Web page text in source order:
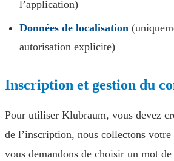
l’application)
Données de localisation
autorisation explicite)
Inscription et gestion du
Pour utiliser Klubraum, vous devez
de l’inscription, nous collectons votre
vous demandons de choisir un mot de